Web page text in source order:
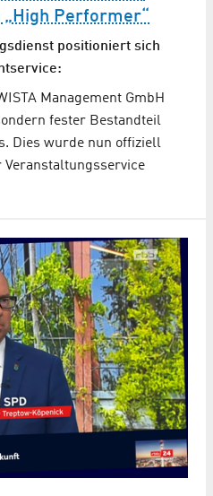
Performer“
positioniert sich
Management GmbH
fester Bestandteil
Dies wurde nun offiziell